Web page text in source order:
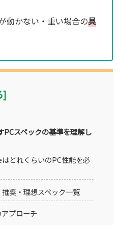
動かない・重い場合の具
PCスペックの基準を理解し
どれくらいのPC性能を必
奨・理想スペック一覧
プローチ